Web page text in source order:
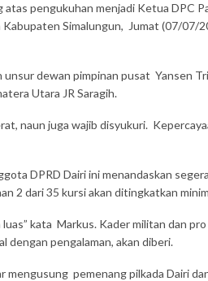
pengukuhan menjadi Ketua DPC
Simalungun, Jumat (07/07/
unsur dewan pimpinan pusat Yansen
Utara JR Saragih.
naun juga wajib disyukuri.
DPRD Dairi ini menandaskan
2 dari 35 kursi akan ditingkatkan
kata Markus. Kader militan dan
dengan pengalaman, akan diberi.
mengusung pemenang pilkada Dairi